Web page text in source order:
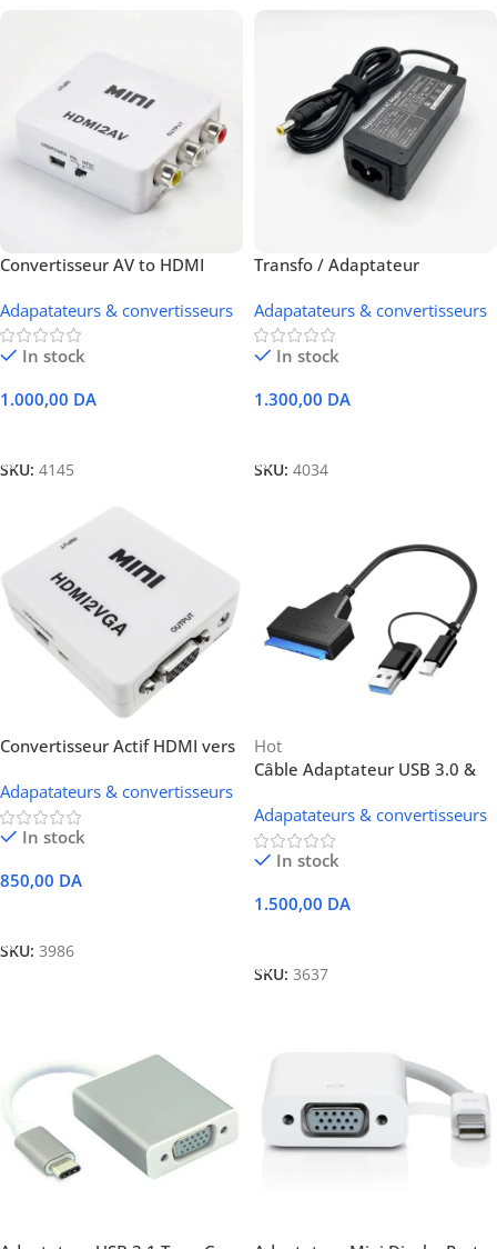
Convertisseur AV to HDMI
Adapatateurs & convertisseurs
In stock
1.000,00 DA
SKU: 4145
Transfo / Adaptateur
12V / 3A (6.5 x 4.4)
Adapatateurs & convertisseurs
In stock
1.300,00 DA
SKU: 4034
Convertisseur Actif HDMI vers
Adapatateurs & convertisseurs
In stock
850,00 DA
SKU: 3986
Hot
Câble Adaptateur USB 3.0 &
Adapatateurs & convertisseurs
In stock
1.500,00 DA
SKU: 3637